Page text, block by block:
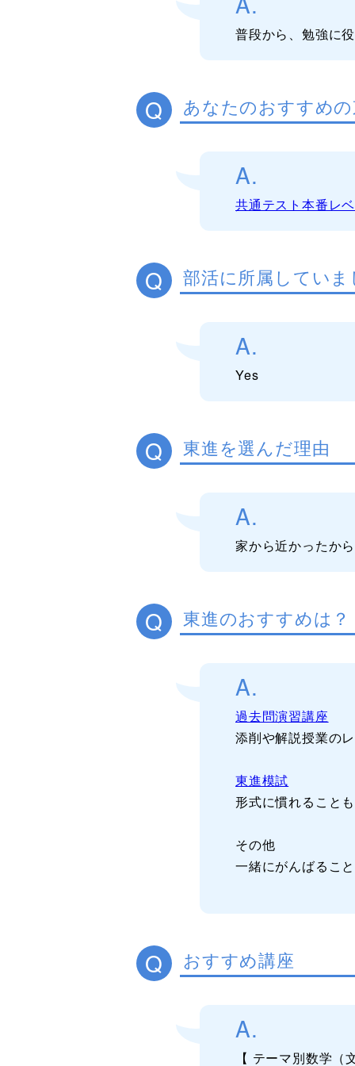
普段から、勉強に
Q あなたのおすすめ
A.
共通テスト本番レ
Q 部活に所属してい
A.
Yes
Q 東進を選んだ理由
A.
家から近かったか
Q 東進のおすすめは？
A.
過去問演習講座
添削や解説授業の
東進模試
形式に慣れること
その他
一緒にがんばるこ
Q おすすめ講座
A.
【 テーマ別数学（